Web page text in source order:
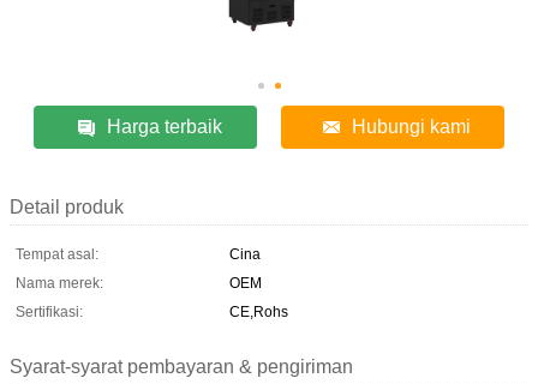
Harga terbaik Hubungi kami
Detail produk
Tempat asal:
Cina
Nama merek:
OEM
Sertifikasi:
CE,Rohs
Syarat-syarat pembayaran & pengiriman